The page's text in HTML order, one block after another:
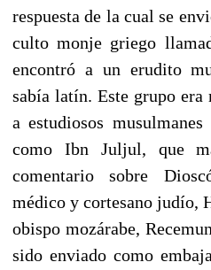
respuesta de la cual se
culto monje griego
encontró a un erudito
sabía latín. Este grupo
a estudiosos
como Ibn Juljul, que
comentario sobre
médico y cortesano judío,
obispo mozárabe,
sido enviado como